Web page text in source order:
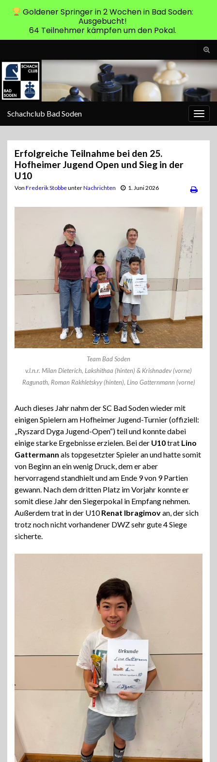
Schachclub Bad Soden
Erfolgreiche Teilnahme bei den 25.
Hofheimer Jugend Open und Sieg in der
U10
Von Frederik StobbeunterNachrichten 1. Juni 2026
Team Bad Soden
v.l.n.r. Milan Dieterich, Lakshithaa (hinten) & Krishnadev (vorne)
Ragunath, Roman Rakhletskyy (hinten), Lino Gatternmann (vorne)
Auch dieses Jahr nahm der SC Bad Soden wieder mit
einigen Spielern am Hofheimer Jugend-Turnier (offiziell:
„Ryszard Dyga Jugend-Open“) teil und konnte dabei
einige starke Ergebnisse erzielen. Bei der U10trat Lino
Gattermann als topgesetzter Spieler an und hatte somit
von Beginn an ein wenig Druck, dem er aber
hervorragend standhielt und am Ende 9 von 9 Partien
gewann. Nach dem dritten Platz im Vorjahr konnte er
somit diese Jahr den Siegerpokal in Empfang nehmen.
Außerdem trat in der U10Renat Ibragimovan, der sich
trotz noch nicht vorhandener DWZ sehr gute 4 Siege
sicherte.
Goldener Springer in 2 Wochen in Bad Soden:
Ausgebucht!
64 Teilnehmer kämpfen um den Pokal.